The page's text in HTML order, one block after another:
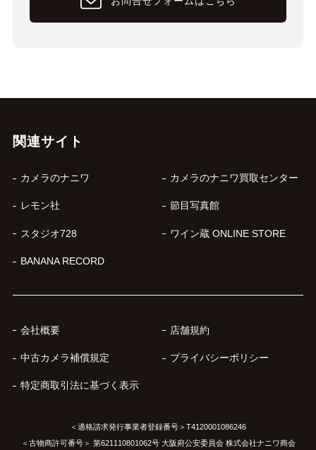
関連サイト
カメラのナニワ カメラのナニワ買取センター
レモン社 節目写真館
スタジオ728 ワイン蔵 ONLINE STORE
BANANA RECORD
会社概要 店舗規約
中古カメラ補償規定 プライバシーポリシー
特定商取引法に基づく表示
＜適格請求発行事業者登録番号＞T4120001086246
＜古物商許可番号＞ 第621110801062号 大阪府公安委員会 株式会社ナニワ商会